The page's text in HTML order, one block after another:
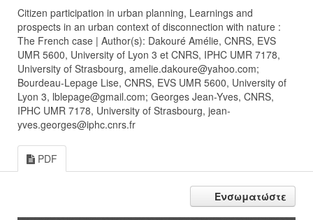
Citizen participation in urban planning, Learnings and
prospects in an urban context of disconnection with nature :
The French case | Author(s): Dakouré Amélie, CNRS, EVS
UMR 5600, University of Lyon 3 et CNRS, IPHC UMR 7178,
University of Strasbourg, amelie.dakoure@yahoo.com;
Bourdeau-Lepage Lise, CNRS, EVS UMR 5600, University of
Lyon 3, lblepage@gmail.com; Georges Jean-Yves, CNRS,
IPHC UMR 7178, University of Strasbourg, jean-
yves.georges@iphc.cnrs.fr
PDF
Ενσωματώστε